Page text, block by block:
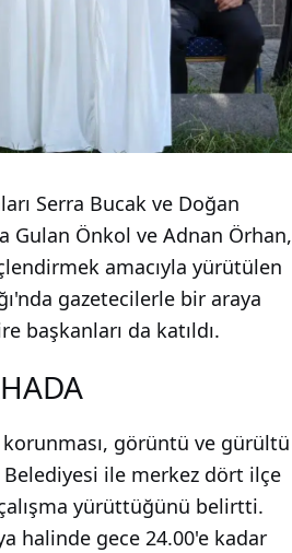
Serra Bucak ve Doğan
Gulan Önkol ve Adnan Örhan,
amacıyla yürütülen
gazetecilerle bir araya
başkanları da katıldı.
görüntü ve gürültü
ile merkez dört ilçe
yürüttüğünü belirtti.
halinde gece 24.00'e kadar